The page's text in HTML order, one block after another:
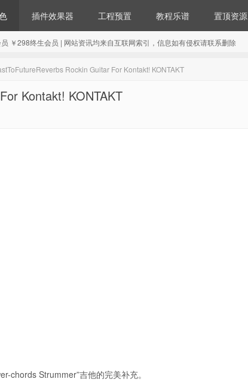
插件效果器 工程预置 教程乐谱 置顶资源
￥298终生会员 | 网站资讯均来自互联网索引，信息如有侵权请联系删除
Rockin Guitar For Kontakt! KONTAKT
Kontakt! KONTAKT
chords Strummer”吉他的完美补充。